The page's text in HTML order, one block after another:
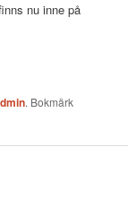
nu inne på
. Bokmärk